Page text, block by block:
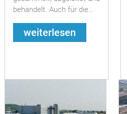
behandelt. Auch für die…
weiterlesen
Vimeo